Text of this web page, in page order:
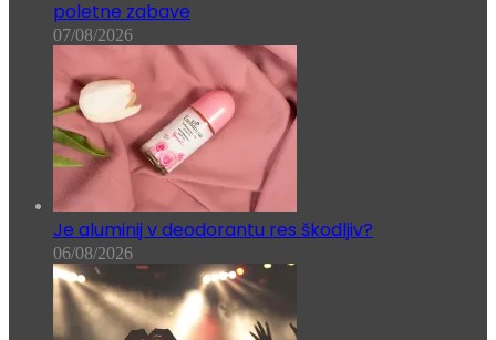
poletne zabave
07/08/2026
Je aluminij v deodorantu res škodljiv?
06/08/2026